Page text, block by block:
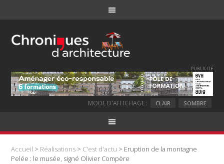
PUBLICITE
MODE D'AFFICHAGE : CLAIR SOMBRE
Accueil > Réalisations > C'est d'actu > Eruption de la montagne
Pelée : le musée, signé Olivier Compère